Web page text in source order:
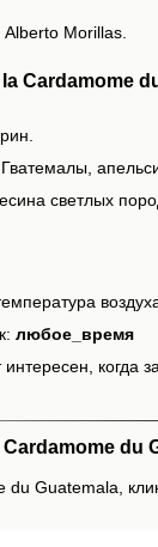
Morillas.
Cardamome
светлых
любое_время
когда
du
Guatemala,